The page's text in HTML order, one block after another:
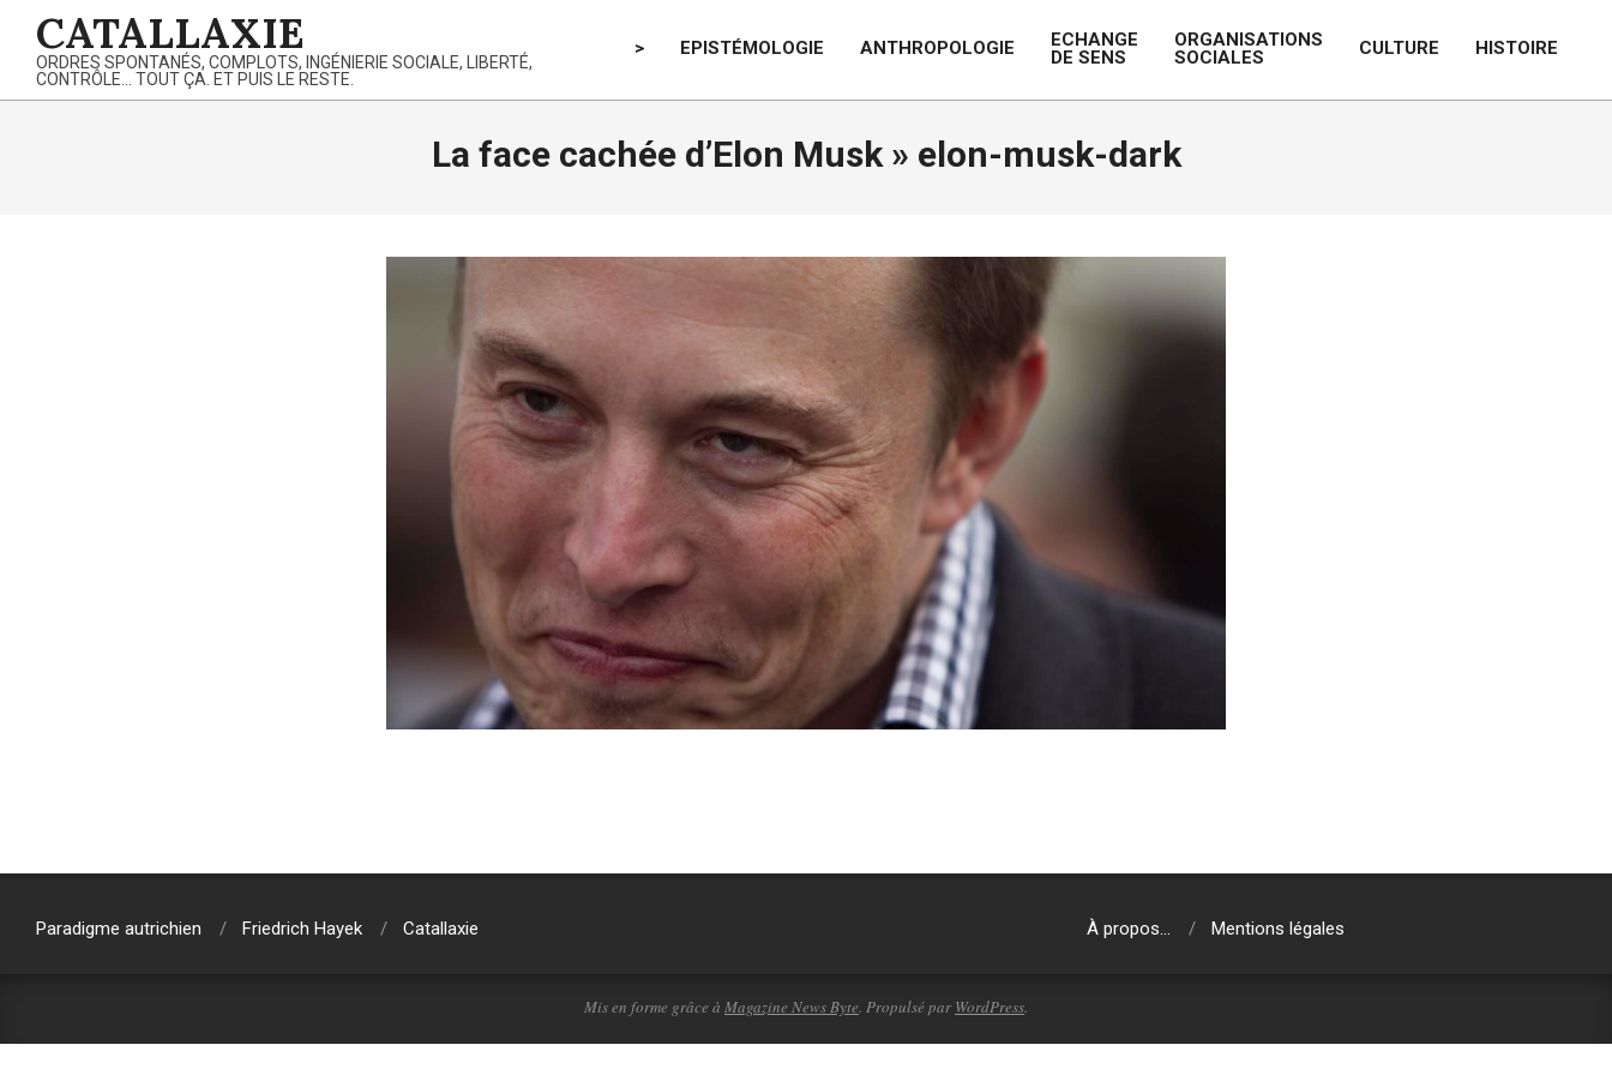
content
CATALLAXIE
ORDRES SPONTANÉS, COMPLOTS, INGÉNIERIE SOCIALE, LIBERTÉ,
CONTRÔLE… TOUT ÇA. ET PUIS LE RESTE.
> EPISTÉMOLOGIE ANTHROPOLOGIE
ECHANGE
DE SENS
ORGANISATIONS
SOCIALES
CULTURE HISTOIRE
La face cachée d’Elon Musk » elon-musk-dark
02-
Paradigme autrichien
Friedrich Hayek Catallaxie À propos… Mentions légales
Mis en forme grâce à Magazine News Byte. Propulsé par WordPress.